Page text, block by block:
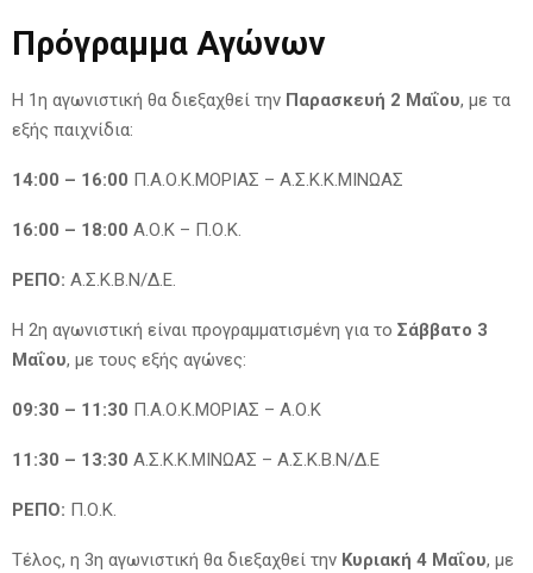
Πρόγραμμα Αγώνων
Η 1η αγωνιστική θα διεξαχθεί την Παρασκευή 2 Μαΐου, με τα
εξής παιχνίδια:
14:00 – 16:00 Π.Α.Ο.Κ.ΜΟΡΙΑΣ – Α.Σ.Κ.Κ.ΜΙΝΩΑΣ
16:00 – 18:00 Α.Ο.Κ – Π.Ο.Κ.
ΡΕΠΟ: Α.Σ.Κ.Β.Ν/Δ.Ε.
Η 2η αγωνιστική είναι προγραμματισμένη για το Σάββατο 3
Μαΐου, με τους εξής αγώνες:
09:30 – 11:30 Π.Α.Ο.Κ.ΜΟΡΙΑΣ – Α.Ο.Κ
11:30 – 13:30 Α.Σ.Κ.Κ.ΜΙΝΩΑΣ – Α.Σ.Κ.Β.Ν/Δ.Ε
ΡΕΠΟ: Π.Ο.Κ.
Τέλος, η 3η αγωνιστική θα διεξαχθεί την Κυριακή 4 Μαΐου, με